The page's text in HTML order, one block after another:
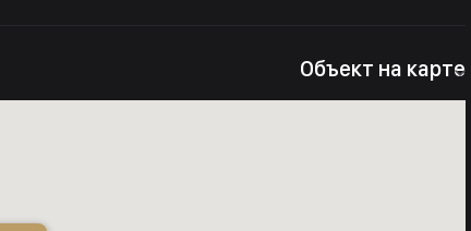
Объект на карте